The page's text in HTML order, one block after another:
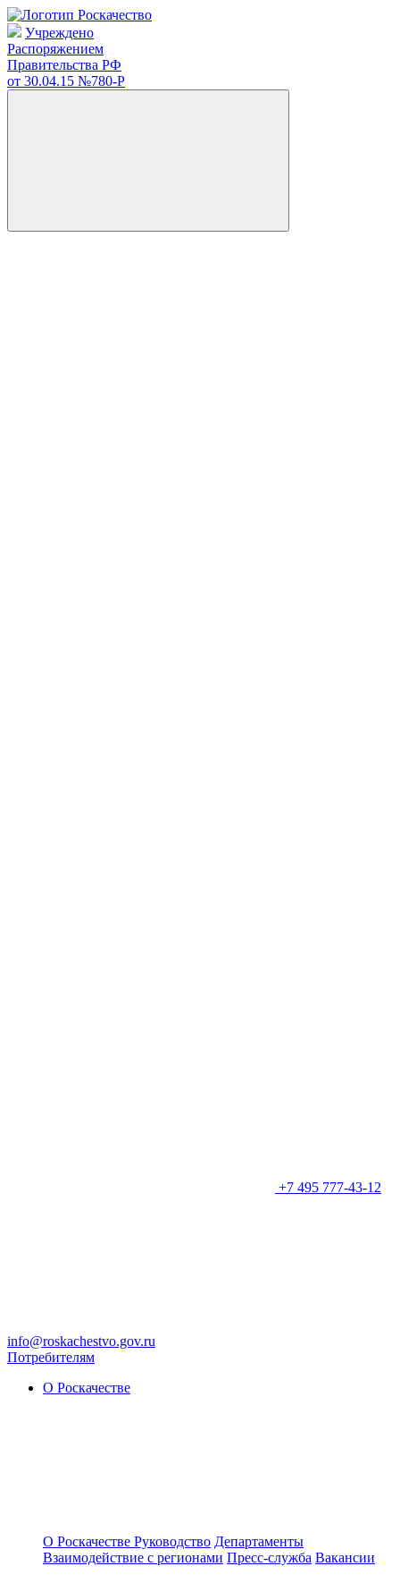
Учреждено
Распоряжением
Правительства РФ
от 30.04.15 №780-Р
+7 495 777-43-12
info@roskachestvo.gov.ru
Потребителям
О Роскачестве
О Роскачестве Руководство Департаменты
Взаимодействие с регионами Пресс-служба Вакансии